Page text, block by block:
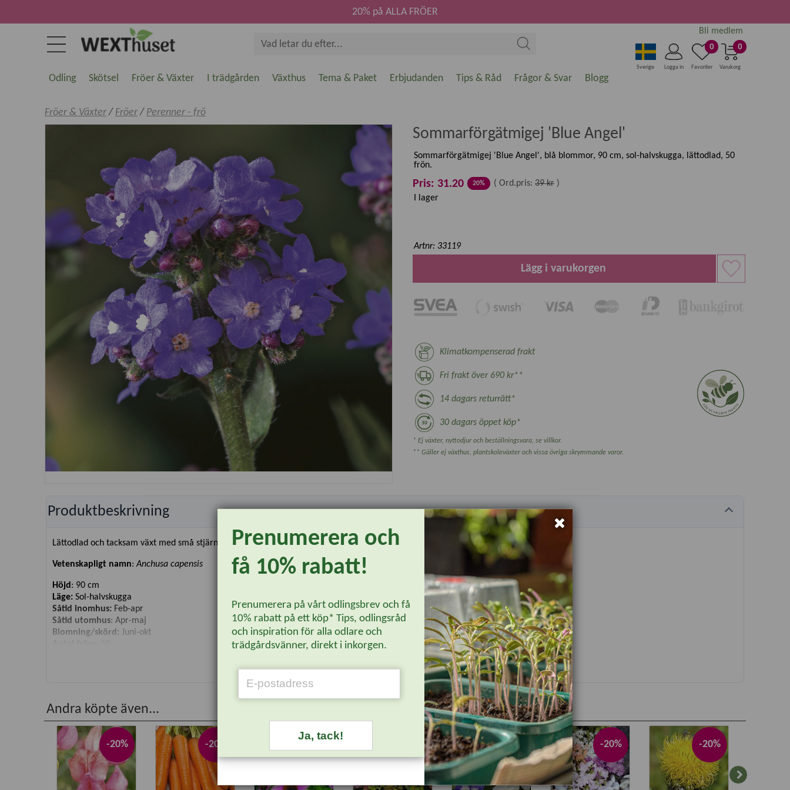
0
Varukorg
0
Favoriter
Logga in
Sverige
Bli medlem
20% på ALLA FRÖER
Odling Skötsel Fröer & Växter I trädgården Växthus Tema & Paket Erbjudanden Tips & Råd Frågor & Svar Blogg
Fröer & Växter/ Fröer/ Perenner - frö
Sommarförgätmigej 'Blue Angel'
Sommarförgätmigej 'Blue Angel', blå blommor, 90 cm, sol-halvskugga, lättodlad, 50
frön.
Pris: 31.20 20% ( Ord.pris: 39 kr )
I lager
Artnr: 33119
Lägg i varukorgen
Klimatkompenserad frakt
Fri frakt över 690 kr**
14 dagars returrätt*
30 dagars öppet köp*
* Ej växter, nyttodjur och beställningsvara, se villkor.
** Gäller ej växthus, plantskoleväxter och vissa övriga skrymmande varor.
Produktbeskrivning
Lättodlad och tacksam växt med små stjärnlika blommor och ett upprätt växtsätt. Mycket användbar i buketter.
Vetenskapligt namn:Anchusa capensis
Höjd : 90 cm
Läge: Sol-halvskugga
Såtid inomhus: Feb-apr
Såtid utomhus: Apr-maj
Blomning/skörd: Juni-okt
Andra köpte även...
-20% -20% -20% -20% -20% -20%
Prenumerera och
få 10% rabatt!
Prenumerera på vårt odlingsbrev och få
10% rabatt på ett köp* Tips, odlingsråd
och inspiration för alla odlare och
trädgårdsvänner, direkt i inkorgen.
Ja, tack!